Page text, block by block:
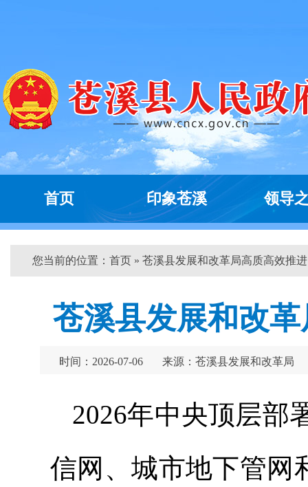
首页 印象苍溪 领导
您当前的位置： 首页 » 苍溪县发展和改革局高质高效推
苍溪县发展和改
时间：2026-07-06 来源：苍溪县发展和改革局
2026年中央顶层部
信网、城市地下管网